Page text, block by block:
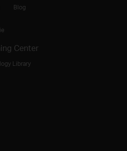
Blog
Center
Library